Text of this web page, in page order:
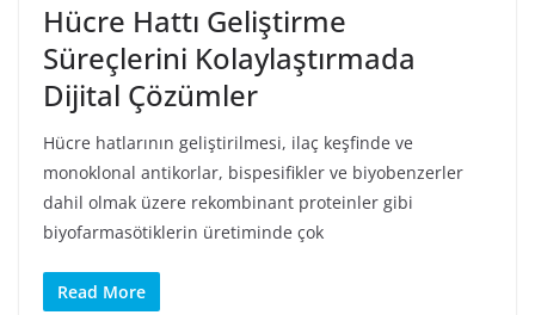
Hücre Hattı Geliştirme
Süreçlerini Kolaylaştırmada
Dijital Çözümler
Hücre hatlarının geliştirilmesi, ilaç keşfinde ve
monoklonal antikorlar, bispesifikler ve biyobenzerler
dahil olmak üzere rekombinant proteinler gibi
biyofarmasötiklerin üretiminde çok
Read More